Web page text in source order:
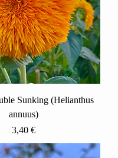
Sunking (Helianthus
annuus)
Prezzo
3,40 €